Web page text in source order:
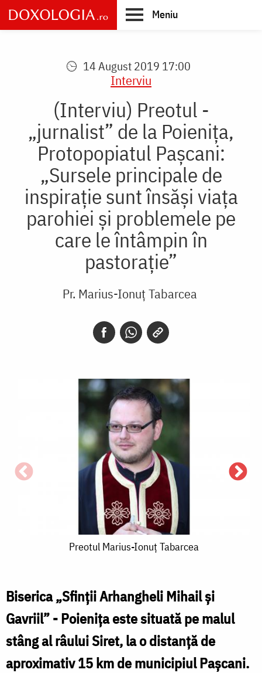
Skip
to
main
Meniu
14 August 2019 17:00
Interviu
(Interviu) Preotul -
„jurnalist” de la Poienița,
Protopopiatul Pașcani:
„Sursele principale de
inspiraţie sunt însăşi viaţa
parohiei și problemele pe
care le întâmpin în
pastoraţie”
Pr. Marius-Ionuț Tabarcea
Tabarcea
Preotul Marius-Ionuț Tabarcea
Biserica „Sfinţii Arhangheli Mihail şi
Gavriil” - Poieniţa este situată pe malul
stâng al râului Siret, la o distanță de
aproximativ 15 km de municipiul Pașcani.